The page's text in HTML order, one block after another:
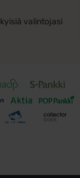
valintojasi